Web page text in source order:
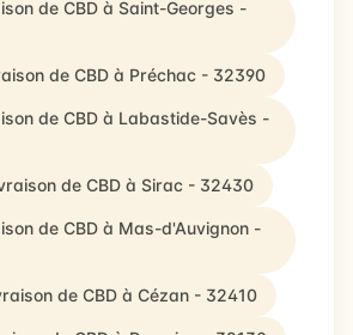
de CBD à Saint-Georges -
de CBD à Préchac - 32390
de CBD à Labastide-Savès -
de CBD à Sirac - 32430
de CBD à Mas-d'Auvignon -
de CBD à Cézan - 32410